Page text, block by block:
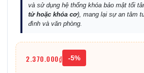
và sử dụng hệ thống khóa bảo mật tối
tử hoặc khóa cơ), mang lại sự an tâm
đình và văn phòng.
2.370.000₫ -5%